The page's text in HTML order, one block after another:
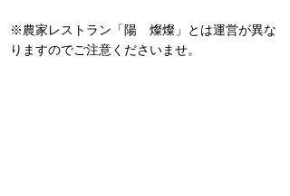
※農家レストラン「陽　燦燦」とは運営が異な
りますのでご注意くださいませ。